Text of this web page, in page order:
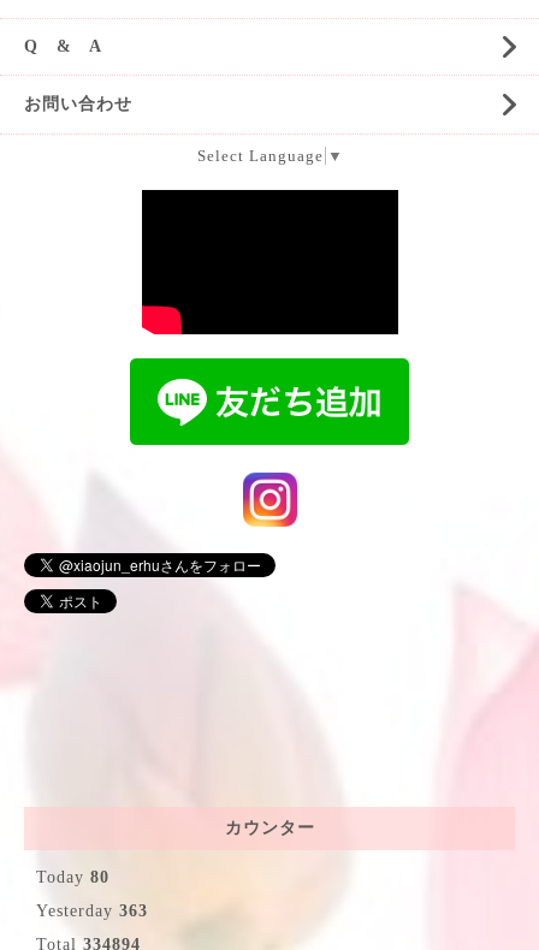
Q & A
お問い合わせ
Select Language ▼
カウンター
Today 80
Yesterday 363
Total 334894